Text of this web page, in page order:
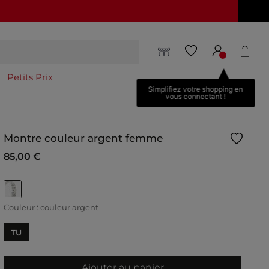
Simplifiez votre shopping en
vous connectant !
Petits Prix
Montre couleur argent femme
85,00 €
selected
Couleur : couleur argent
TU